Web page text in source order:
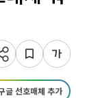
글 선호매체 추가